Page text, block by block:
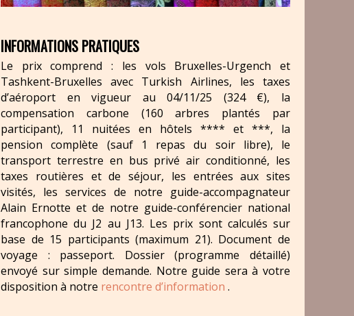
INFORMATIONS PRATIQUES
Le prix comprend : les vols Bruxelles-Urgench et
Tashkent-Bruxelles avec Turkish Airlines, les taxes
d’aéroport en vigueur au 04/11/25 (324 €), la
compensation carbone (160 arbres plantés par
participant), 11 nuitées en hôtels **** et ***, la
pension complète (sauf 1 repas du soir libre), le
transport terrestre en bus privé air conditionné, les
taxes routières et de séjour, les entrées aux sites
visités, les services de notre guide-accompagnateur
Alain Ernotte et de notre guide-conférencier national
francophone du J2 au J13. Les prix sont calculés sur
base de 15 participants (maximum 21). Document de
voyage : passeport. Dossier (programme détaillé)
envoyé sur simple demande. Notre guide sera à votre
disposition à notre rencontre d’information .